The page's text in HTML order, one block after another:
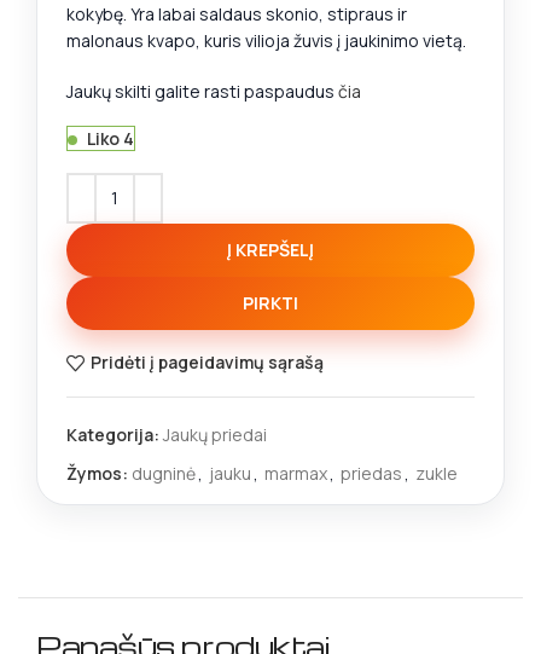
kokybę. Yra labai saldaus skonio, stipraus ir
malonaus kvapo, kuris vilioja žuvis į jaukinimo vietą.
Jaukų skilti galite rasti paspaudus čia
Liko 4
Į KREPŠELĮ
PIRKTI
Pridėti į pageidavimų sąrašą
Kategorija: Jaukų priedai
Žymos: dugninė jauku marmax priedas zukle
Panašūs produktai